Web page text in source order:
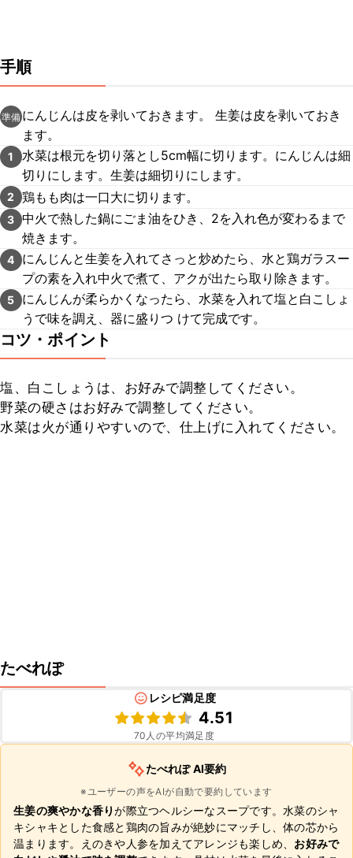
手順
準備 にんじんは皮を剥いておきます。 生姜は皮を剥いておき
ます。
1
水菜は根元を切り落とし5cm幅に切ります。にんじんは細
切りにします。生姜は細切りにします。
2 鶏もも肉は一口大に切ります。
3 中火で熱した鍋にごま油をひき、2を入れ色が変わるまで
焼きます。
4
にんじんと生姜を入れてさっと炒めたら、水と鶏ガラスー
プの素を入れ中火で煮て、アクが出たら取り除きます。
5
にんじんが柔らかくなったら、水菜を入れて塩と白こしょ
うで味を調え、器に盛りつ けて完成です。
コツ・ポイント
塩、白こしょうは、お好みで調整してください。
野菜の硬さはお好みで調整してください。
水菜は火が通りやすいので、仕上げに入れてください。
たべれぽ
レシピ満足度
4.51
70 人の平均満足度
たべれぽ AI要約
※ユーザーの声をAIが自動で要約しています
生姜の爽やかな香りが際立つヘルシーなスープです。水菜のシャ
キシャキとした食感と鶏肉の旨みが絶妙にマッチし、体の芯から
温まります。えのきや人参を加えてアレンジも楽しめ、 お好みで